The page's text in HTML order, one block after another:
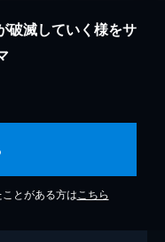
破滅していく様をサ
とがある方は こちら